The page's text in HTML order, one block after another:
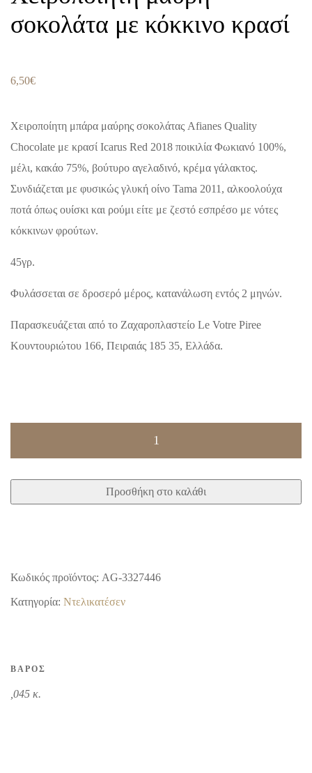
σοκολάτα με κόκκινο κρασί
6,50€
Χειροποίητη μπάρα μαύρης σοκολάτας Afianes Quality
Chocolate με κρασί Icarus Red 2018 ποικιλία Φωκιανό 100%,
μέλι, κακάο 75%, βούτυρο αγελαδινό, κρέμα γάλακτος.
Συνδιάζεται με φυσικώς γλυκή οίνο Tama 2011, αλκοολούχα
ποτά όπως ουίσκι και ρούμι είτε με ζεστό εσπρέσο με νότες
κόκκινων φρούτων.
45γρ.
Φυλάσσεται σε δροσερό μέρος, κατανάλωση εντός 2 μηνών.
Παρασκευάζεται από το Ζαχαροπλαστείο Le Votre Piree
Κουντουριώτου 166, Πειραιάς 185 35, Ελλάδα.
Προσθήκη στο καλάθι
Κωδικός προϊόντος: AG-3327446
Κατηγορία: Ντελικατέσεν
ΒΆΡΟΣ
,045 κ.